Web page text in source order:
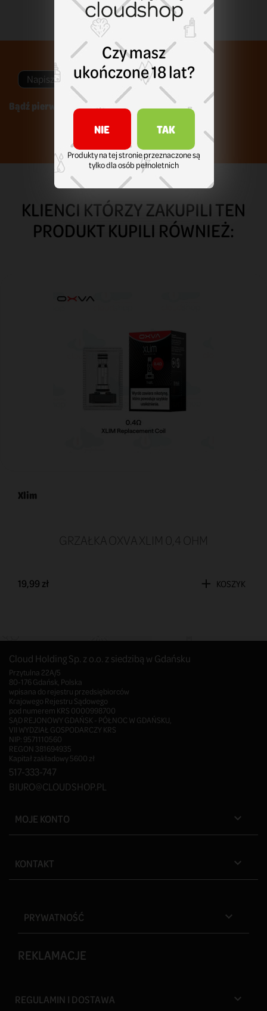
Napisz swoją opinię
Bądź pierwszym który napisze recenzję !
KLIENCI KTÓRZY ZAKUPILI TEN
PRODUKT KUPILI RÓWNIEŻ:
Xlim
GRZAŁKA OXVA XLIM 0,4 OHM
19,99 zł KOSZYK
Cloud Holding Sp. z o.o. z siedzibą w Gdańsku
Przytulna 22A/5
80-176 Gdańsk, Polska
wpisana do rejestru przedsiębiorców
Krajowego Rejestru Sądowego
pod numerem KRS 0000998700
SĄD REJONOWY GDAŃSK - PÓŁNOC W GDAŃSKU,
VII WYDZIAŁ GOSPODARCZY KRS
NIP: 9571110560
REGON 381694935
Kapitał zakładowy 5600 zł
517-333-747
BIURO@CLOUDSHOP.PL
MOJE KONTO 
KONTAKT 
PRYWATNOŚĆ 
REKLAMACJE
REGULAMIN I DOSTAWA 
Czy masz
ukończone 18 lat?
NIE TAK
Produkty na tej stronie przeznaczone są
tylko dla osób pełnoletnich